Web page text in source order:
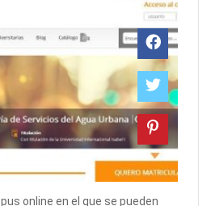
online en el que se pueden